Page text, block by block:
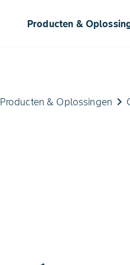
Producten &
Producten & Oplossingen keyboard_arrow_right